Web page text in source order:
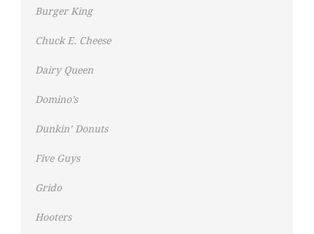
Burger King
Chuck E. Cheese
Dairy Queen
Domino’s
Dunkin’ Donuts
Five Guys
Grido
Hooters